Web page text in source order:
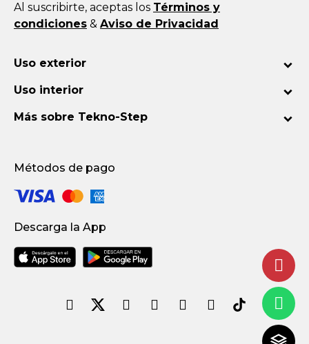
Al suscribirte, aceptas los Términos y
condiciones & Aviso de Privacidad
Uso exterior
Uso interior
Más sobre Tekno-Step
Métodos de pago
Descarga la App